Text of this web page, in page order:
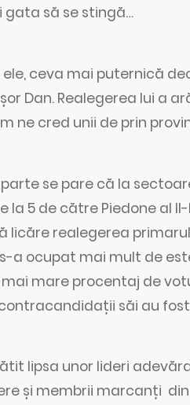
gata să se stingă…
ele, ceva mai puternică
Dan. Realegerea lui a
ne cred unii de prin
se pare că la
la 5 de către Piedone al
licăre realegerea
a ocupat mai mult de
mare procentaj de
săi au
lipsa unor lideri
și membrii marcanți